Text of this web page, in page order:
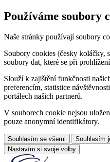
Používáme soubory
Naše stránky používají soubory
Soubory cookies (česky koláčky,
soubory dat, které se při
Slouží k zajištění funkčnosti
preferencím, statistice
portálech našich partnerů.
V souborech cookie nejsou
pouze anonymní identifikátory.
Souhlasím se všemi
Souhlasím
Nastavím si svoje volby